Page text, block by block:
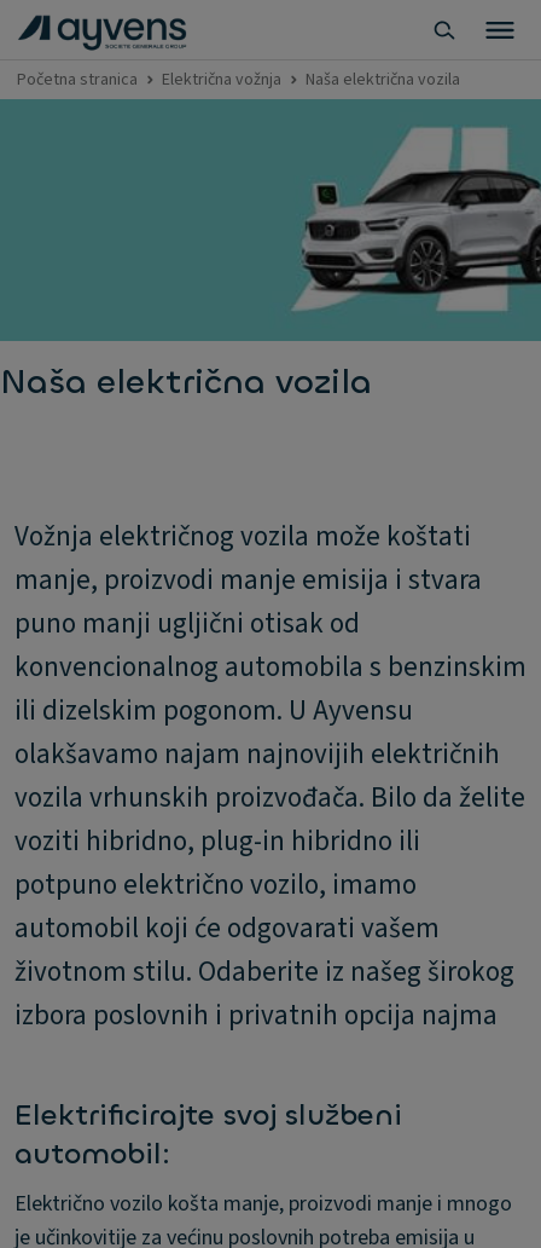
Početna stranica Električna vožnja Naša električna vozila
Naša električna vozila
Vožnja električnog vozila može koštati
manje, proizvodi manje emisija i stvara
puno manji ugljični otisak od
konvencionalnog automobila s benzinskim
ili dizelskim pogonom. U Ayvensu
olakšavamo najam najnovijih električnih
vozila vrhunskih proizvođača. Bilo da želite
voziti hibridno, plug-in hibridno ili
potpuno električno vozilo, imamo
automobil koji će odgovarati vašem
životnom stilu. Odaberite iz našeg širokog
izbora poslovnih i privatnih opcija najma
Elektrificirajte svoj službeni
automobil:
Električno vozilo košta manje, proizvodi manje i mnogo
je učinkovitije za većinu poslovnih potreba emisija u